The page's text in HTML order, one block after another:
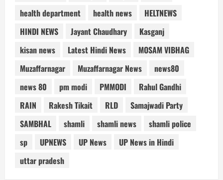
health department
health news
HELTNEWS
HINDI NEWS
Jayant Chaudhary
Kasganj
kisan news
Latest Hindi News
MOSAM VIBHAG
Muzaffarnagar
Muzaffarnagar News
news80
news 80
pm modi PMMODI
Rahul Gandhi
RAIN
Rakesh Tikait RLD
Samajwadi Party
SAMBHAL
shamli shamli news
shamli police
sp
UPNEWS UP News
UP News in Hindi
uttar pradesh